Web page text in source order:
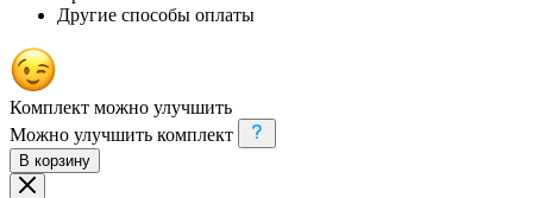
Другие способы оплаты
Комплект можно улучшить
Можно улучшить комплект
В корзину